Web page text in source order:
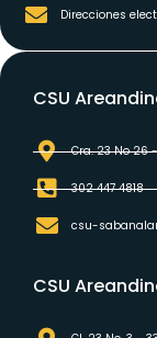
Direcciones
CSU
Cra. 23 No 26
302 447 4818
csu-
CSU